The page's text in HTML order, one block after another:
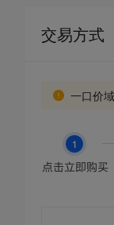
交易方式
一口价